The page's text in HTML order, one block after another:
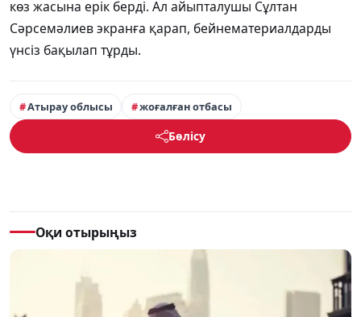
көз жасына ерік берді. Ал айыпталушы Сұлтан
Сәрсемәлиев экранға қарап, бейнематериалдарды
үнсіз бақылап тұрды.
Атырау облысы жоғалған отбасы
Бөлісу
Оқи отырыңыз